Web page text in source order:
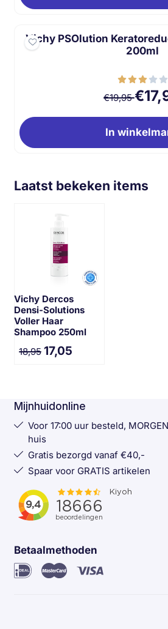
Vichy PSOlution
200ml
Van
€19,95
In
Laatst bekeken items
Vichy Dercos
Densi-Solutions
Voller Haar
Shampoo 250ml
18,95 17,05
Mijnhuidonline
Voor 17:00 uur besteld,
huis
Gratis bezorgd vanaf €40,-
Spaar voor GRATIS artikelen
Betaalmethoden